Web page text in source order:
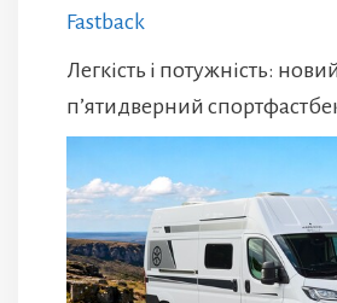
Fastback
Легкість і потужність:
п’ятидверний